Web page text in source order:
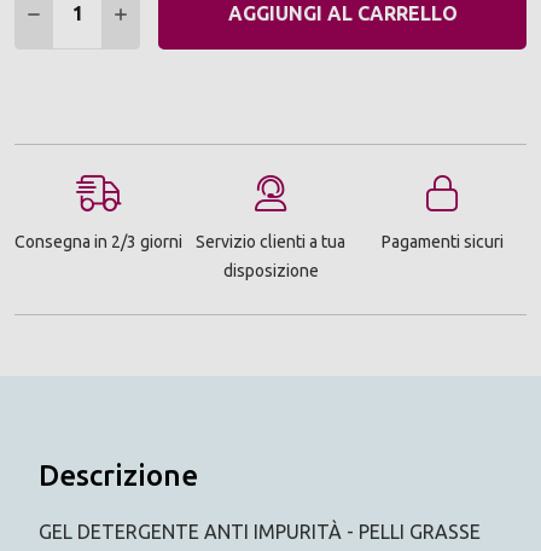
DIMINUIRE QUANTITÀ:
AUMENTARE QUANTITÀ:
AGGIUNGI AL CARRELLO
Consegna in 2/3 giorni
Servizio clienti a tua
disposizione
Pagamenti sicuri
Descrizione
GEL DETERGENTE ANTI IMPURITÀ - PELLI GRASSE